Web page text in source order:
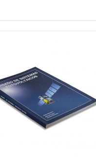
AÑADIR AL CARRITO
DETALLES